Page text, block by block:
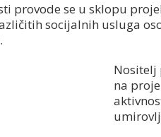
provode se u sklopu
socijalnih usluga
Nositelj
na